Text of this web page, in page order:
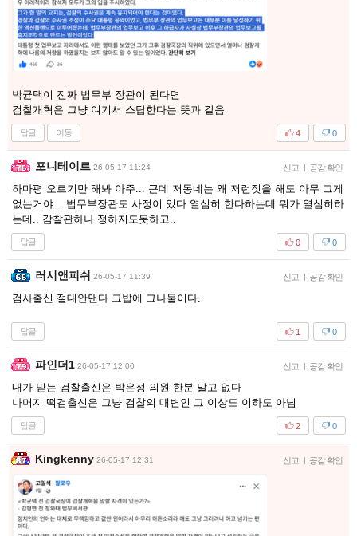
박균택이 진짜 법무부 장관이 된다면
검찰개혁은 그냥 여기서 스탑한다는 뜻과 같음
답글 이동 0
4
포니테이르 26-05-17 11:24 신고 공감 확인
하마평 오르기만 해봐 아주... 근데 저동네는 왜 저런짓을 해도 아무 그게
없는거야... 법무부장관도 사정이 있다 열심히 한다하는데 뭐가 열심히하
는데.. 감찰관하나 정하지도못하고..
답글 0
0
러시앤피쉬 26-05-17 11:39 신고 공감 확인
검사출신 절대안댄다 그밥에 그나물이다.
답글 0
1
파인더1 26-05-17 12:00 신고 공감 확인
내가 믿는 검찰출신은 박은정 의원 한분 말고 없다
나머지 떡검출신은 그냥 검찰의 대변인 그 이상도 이하도 아님
답글 0
2
Kingkenny 26-05-17 12:31 신고 공감 확인